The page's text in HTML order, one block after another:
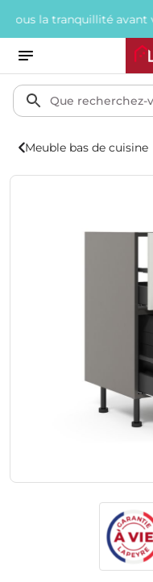
tranquillité avant vos
Meuble bas de cuisine